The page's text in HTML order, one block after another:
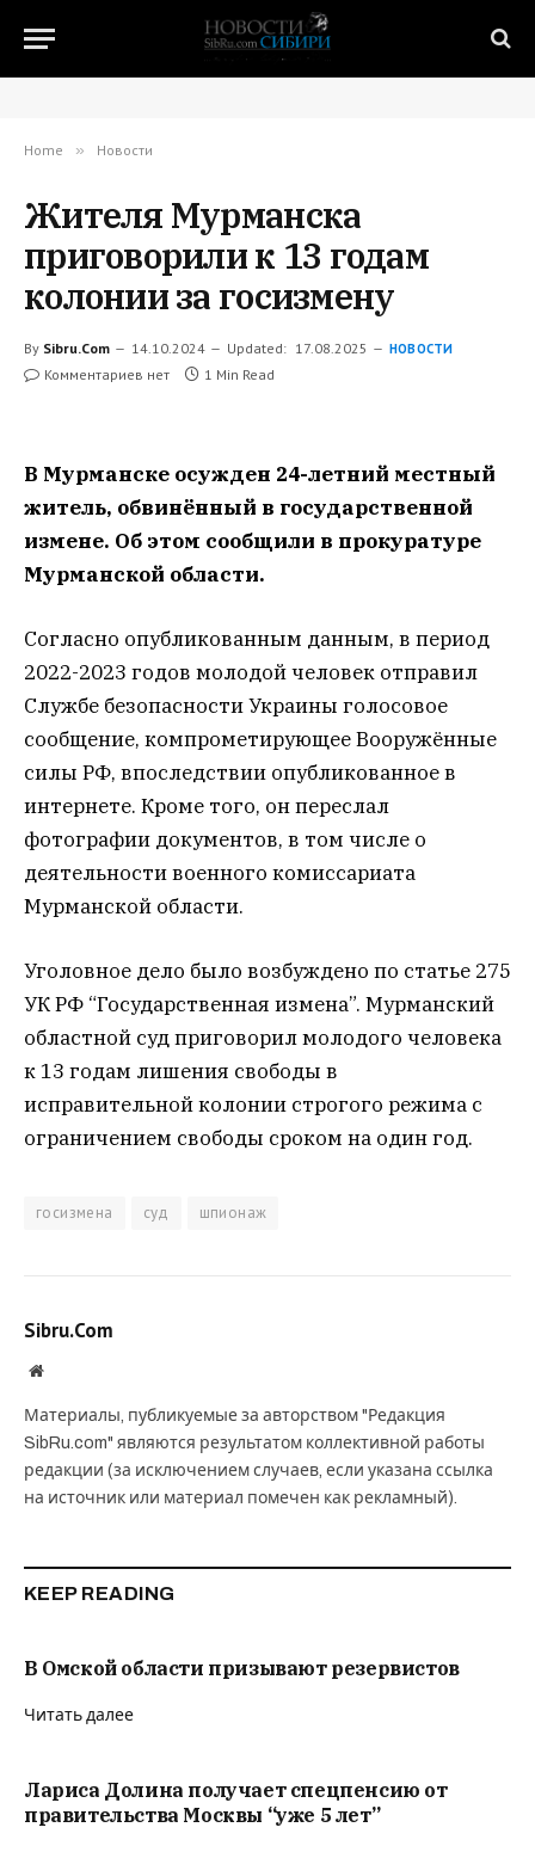
Home » Новости
Жителя Мурманска
приговорили к 13 годам
колонии за госизмену
By Sibru.Com 14.10.2024 Updated: 17.08.2025 НОВОСТИ
Комментариев нет 1 Min Read
В Мурманске осужден 24-летний местный
житель, обвинённый в государственной
измене. Об этом сообщили в прокуратуре
Мурманской области.
Согласно опубликованным данным, в период
2022-2023 годов молодой человек отправил
Службе безопасности Украины голосовое
сообщение, компрометирующее Вооружённые
силы РФ, впоследствии опубликованное в
интернете. Кроме того, он переслал
фотографии документов, в том числе о
деятельности военного комиссариата
Мурманской области.
Уголовное дело было возбуждено по статье 275
УК РФ “Государственная измена”. Мурманский
областной суд приговорил молодого человека
к 13 годам лишения свободы в
исправительной колонии строгого режима с
ограничением свободы сроком на один год.
госизмена суд шпионаж
Sibru.Com
Website
Материалы, публикуемые за авторством "Редакция
SibRu.com" являются результатом коллективной работы
редакции (за исключением случаев, если указана ссылка
на источник или материал помечен как рекламный).
KEEP READING
В Омской области призывают резервистов
Читать далее
Лариса Долина получает спецпенсию от
правительства Москвы “уже 5 лет”